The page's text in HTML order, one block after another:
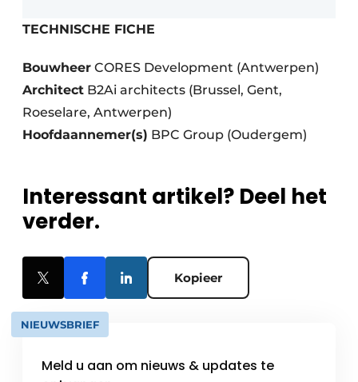
TECHNISCHE FICHE
Bouwheer CORES Development (Antwerpen)
Architect B2Ai architects (Brussel, Gent,
Roeselare, Antwerpen)
Hoofdaannemer(s) BPC Group (Oudergem)
Interessant artikel? Deel het
verder.
Kopieer
NIEUWSBRIEF
Meld u aan om nieuws & updates te